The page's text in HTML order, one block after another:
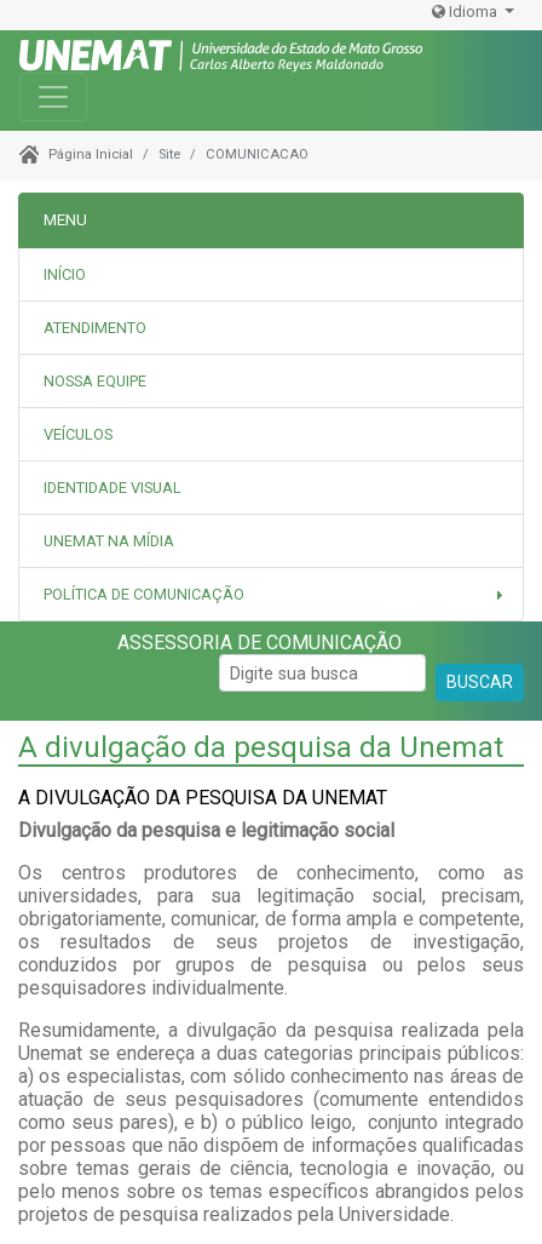
Idioma
Toggle navigation
Página Inicial Site COMUNICACAO
MENU
INÍCIO
ATENDIMENTO
NOSSA EQUIPE
VEÍCULOS
IDENTIDADE VISUAL
UNEMAT NA MÍDIA
POLÍTICA DE COMUNICAÇÃO
ASSESSORIA DE COMUNICAÇÃO
BUSCAR
A divulgação da pesquisa da Unemat
A DIVULGAÇÃO DA PESQUISA DA UNEMAT
Divulgação da pesquisa e legitimação social
Os centros produtores de conhecimento, como as
universidades, para sua legitimação social, precisam,
obrigatoriamente, comunicar, de forma ampla e competente,
os resultados de seus projetos de investigação,
conduzidos por grupos de pesquisa ou pelos seus
pesquisadores individualmente.
Resumidamente, a divulgação da pesquisa realizada pela
Unemat se endereça a duas categorias principais públicos:
a) os especialistas, com sólido conhecimento nas áreas de
atuação de seus pesquisadores (comumente entendidos
como seus pares), e b) o público leigo, conjunto integrado
por pessoas que não dispõem de informações qualificadas
sobre temas gerais de ciência, tecnologia e inovação, ou
pelo menos sobre os temas específicos abrangidos pelos
projetos de pesquisa realizados pela Universidade.